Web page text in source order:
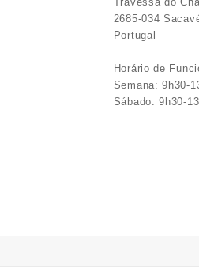
2685-034
Portugal
Horário de
Semana: 9h30-
Sábado: 9h30-